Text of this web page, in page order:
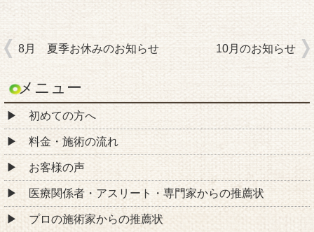
8月 夏季お休みのお知らせ 10月のお知らせ
メニュー
初めての方へ
料金・施術の流れ
お客様の声
医療関係者・アスリート・専門家からの推薦状
プロの施術家からの推薦状